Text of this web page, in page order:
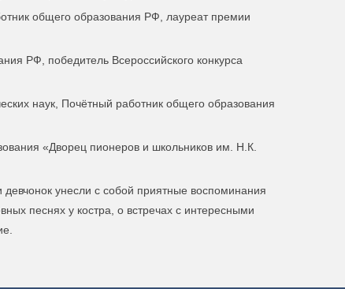
общего образования РФ, лауреат премии
РФ, победитель Всероссийского конкурса
наук, Почётный работник общего образования
«Дворец пионеров и школьников им. Н.К.
унесли с собой приятные воспоминания
песнях у костра, о встречах с интересными